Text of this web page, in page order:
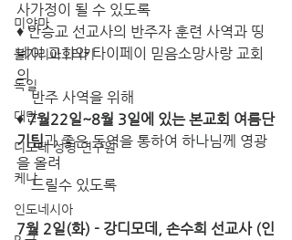
미얀마
불가리아 | 터키
독일
대만
디모데 성경 연구원
케냐
인도네시아
사가정이 될 수 있도록
♦ 안승교 선교사의 반주자 훈련 사역과 띵
네이 교회와 타이페이 믿음소망사랑 교회
의
    반주 사역을 위해
♦ 7월22일~8월 3일에 있는 본교회 여름단
기팀과 좋은 동역을 통하여 하나님께 영광
을 올려
    드릴수 있도록
7월 2일(화) - 강디모데, 손수희 선교사 (인